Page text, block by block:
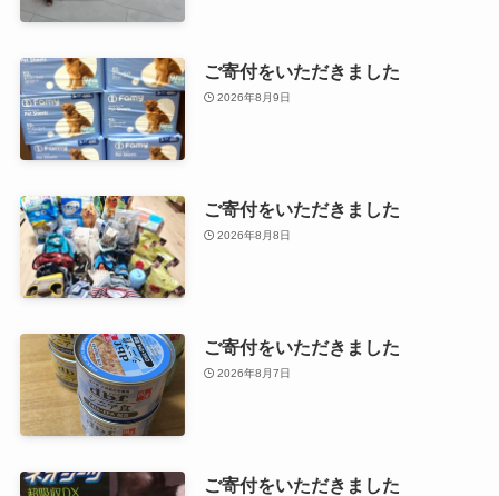
ご寄付をいただきました
2026年8月9日
ご寄付をいただきました
2026年8月8日
ご寄付をいただきました
2026年8月7日
ご寄付をいただきました